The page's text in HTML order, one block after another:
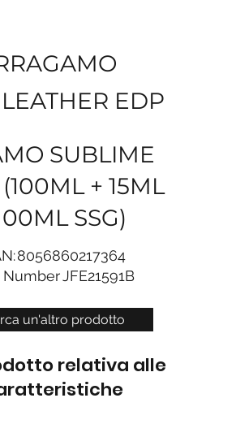
un'altro prodotto
EDP
SUBLIME
+ 15ML
SSG)
8056860217364
NumberJFE21591B
relativa alle